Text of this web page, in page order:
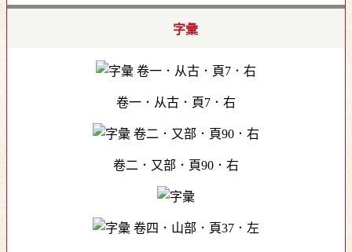
字彙
卷一．从古．頁7．右
卷二．又部．頁90．右